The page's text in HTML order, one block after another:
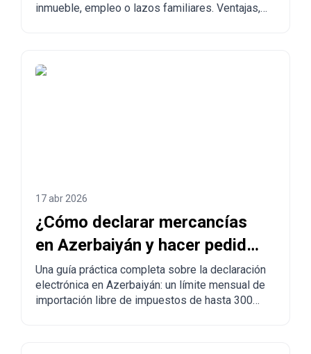
inmueble, empleo o lazos familiares. Ventajas,
17 abr 2026
¿Cómo declarar mercancías
en Azerbaiyán y hacer pedidos
desde China a Azerbaiyán?
Una guía práctica completa sobre la declaración
electrónica en Azerbaiyán: un límite mensual de
importación libre de impuestos de hasta 300